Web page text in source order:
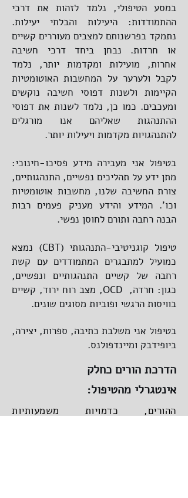
במסע הטיפולי, נלמד לזהות את דרכי
ההתמודדות: היעילות והבלתי יעילות.
נתמקד בפרשנותם למצבים מעוררים קשיים
או חרדות. נבחן ביחד דרכי חשיבה
אחרות, מועילות ומקדמות יותר, נלמד
לקבל ולערער על המחשבות האוטומטיות
הקיימות ולשנות דפוסי חשיבה נוקשים
ומעכבים. כמו כן, נלמד לשנות את דפוסי
ההתנהגות שאליהם אנו מורגלים
להתנהגויות מקדמות ויעילות יותר.
בטיפול אני מעבירה מידע פסיכו-חינוכי:
מתן ידע על תהליכים נפשיים, התנהגותיים,
צורת החשיבה שלנו, מחשבות אוטומטיות
וכו'. המידע והידע מעניק פעמים רבות
הבנה רחבה ותורם לחוסן נפשי.
טיפול קוגניטיבי-התנהגותי (CBT) נמצא
כמועיל למתבגרים המתמודדים עם קשת
רחבה של קשיים התנהגותיים ונפשיים,
כגון: חרדה, OCD, מצב רוח ירוד, קשיים
בוויסות הרגשי ופוביות מסוגים שונים.
בטיפול אני משלבת כתיבה, ספרות, יצירה,
ביופידבק ומיינדפולנס.
הדרכת הורים כחלק
אינטגרלי מהטיפול:
ההורים, כדמויות משמעותיות